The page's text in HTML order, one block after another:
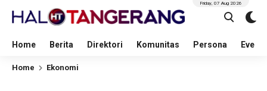
Home Berita Direktori Komunitas Persona Event
Friday, 07 Aug 2026
Home Ekonomi